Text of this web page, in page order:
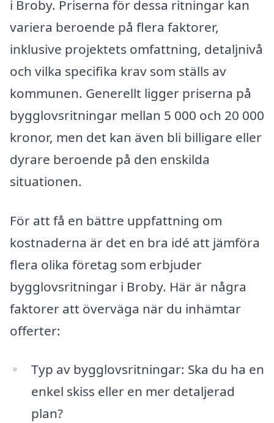
i Broby. Priserna för dessa ritningar kan
variera beroende på flera faktorer,
inklusive projektets omfattning, detaljnivå
och vilka specifika krav som ställs av
kommunen. Generellt ligger priserna på
bygglovsritningar mellan 5 000 och 20 000
kronor, men det kan även bli billigare eller
dyrare beroende på den enskilda
situationen.
För att få en bättre uppfattning om
kostnaderna är det en bra idé att jämföra
flera olika företag som erbjuder
bygglovsritningar i Broby. Här är några
faktorer att överväga när du inhämtar
offerter:
Typ av bygglovsritningar: Ska du ha en
enkel skiss eller en mer detaljerad
plan?